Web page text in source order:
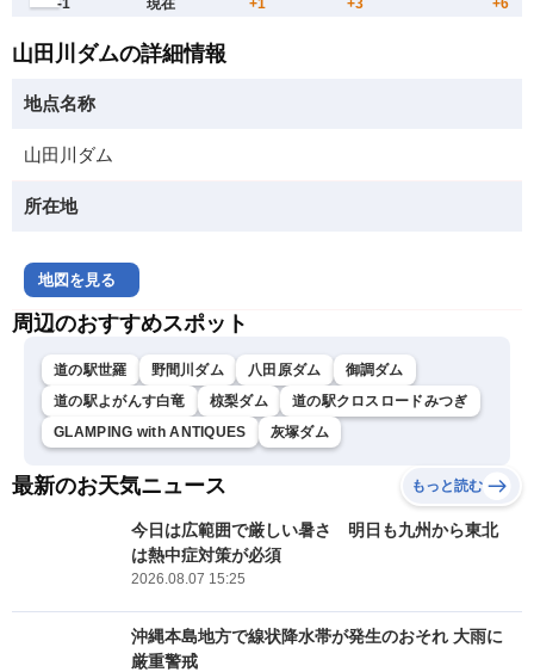
山田川ダムの詳細情報
地点名称
山田川ダム
所在地
地図を見る
周辺のおすすめスポット
道の駅世羅 野間川ダム 八田原ダム
御調ダム
道の駅よがんす白竜
椋梨ダム
道の駅クロスロードみつぎ
GLAMPING with ANTIQUES
灰塚ダム
最新のお天気ニュース もっと読む
今日は広範囲で厳しい暑さ 明日も九州から東北
は熱中症対策が必須
2026.08.07 15:25
沖縄本島地方で線状降水帯が発生のおそれ 大雨に
厳重警戒